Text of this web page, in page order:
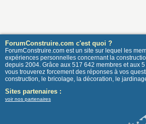
ForumConstruire.com c'est quoi ?
ForumConstruire.com est un site sur lequel les
expériences personnelles concernant la
depuis 2004. Grâce aux 517 642 membres et aux
vous trouverez forcement des réponses à vos
construction, le bricolage, la décoration, le
Sites partenaires :
voir nos partenaires